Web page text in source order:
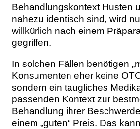
Behandlungskontext Husten
nahezu identisch sind, wird
willkürlich nach einem
gegriffen.
In solchen Fällen benötigen
Konsumenten eher keine
sondern ein taugliches
passenden Kontext zur
Behandlung ihrer
einem „guten“ Preis. Das